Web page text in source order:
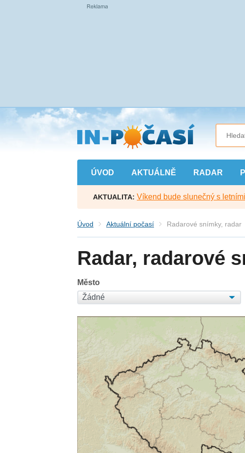
Přejít
na
hlavní
obsah
ÚVOD AKTUÁLNĚ RADAR
AKTUALITA: Víkend bude slunečný s
Úvod Aktuální počasí Radarové snímky, radar
Radar, radarové
Město